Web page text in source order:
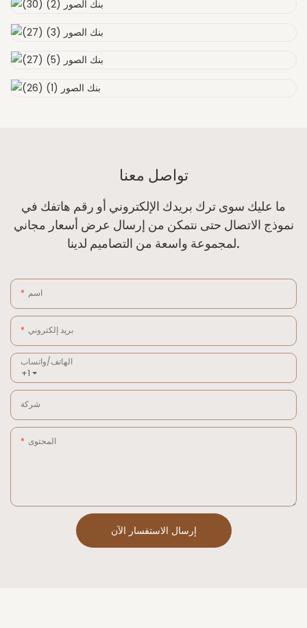
تواصل معنا
ما عليك سوى ترك بريدك الإلكتروني أو رقم هاتفك في
نموذج الاتصال حتى نتمكن من إرسال عرض أسعار مجاني
لمجموعة واسعة من التصاميم لدينا.
اسم
بريد إلكتروني
+1
الهاتف/واتساب
شركة
المحتوى
إرسال الاستفسار الآن